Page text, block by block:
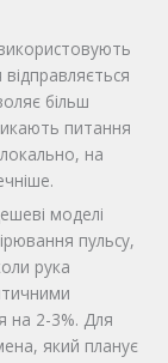
більш
питання
на
моделі
пульсу,
рука
на 2-3%. Для
який планує